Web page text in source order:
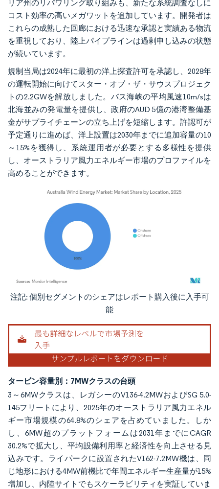
リア州のリパワリング取り組みも、新たな系統調査なしに
コスト効率の高いメガワットを追加しています。開発者は
これらの成熟した回廊における迅速な承認と実績ある物流
を重視しており、陸上パイプラインは過剰申し込みの状態
が続いています。
規制当局は2024年に最初の洋上探査許可を承認し、2028年
の運転開始に向けてスター・オブ・ザ・サウスプロジェク
トの2.2GWを解放しました。バス海峡の平均風速10m/sは
北海並みの発電量を提供し、政府のAUD 5億の港湾整備基
金がサプライチェーンの立ち上げを短縮します。許認可が
予定通りに進めば、洋上設置は2030年までに追加容量の10
～15%を獲得し、系統運用者が必要とする多様性を提供
し、オーストラリア風力エネルギー市場のプロファイルを
高めることができます。
画像 © Mordor Intelligence。再利用にはCC BY 4.0の表示が必要です。
注記: 個別セグメントのシェアはレポート購入後に入手可
能
タービン容量別：7MWクラスの台頭
3～6MWクラスは、レガシーのV136-4.2MWおよびSG 5.0-
145フリートにより、2025年のオーストラリア風力エネル
ギー市場規模の64.8%のシェアを占めていました。しか
し、6MW超のプラットフォームは2031年までにCAGR
30.2%で拡大し、平均設備利用率と経済性を向上させる見
込みです。ライパークに設置されたV162-7.2MW機は、同
じ地形における4MW前機比で年間エネルギー生産量が15%
増加し、内陸サイトでもスケーラビリティを実証していま